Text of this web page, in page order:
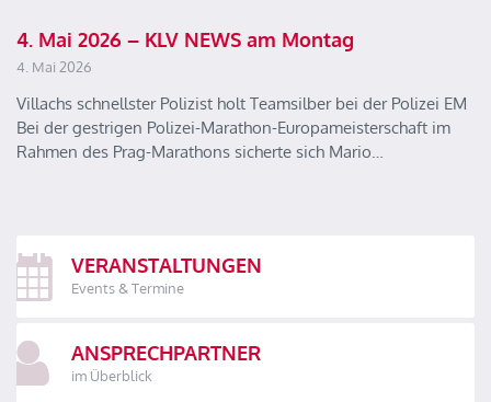
4. Mai 2026 – KLV NEWS am Montag
4. Mai 2026
Villachs schnellster Polizist holt Teamsilber bei der Polizei EM
Bei der gestrigen Polizei-Marathon-Europameisterschaft im
Rahmen des Prag-Marathons sicherte sich Mario…
VERANSTALTUNGEN
Events & Termine
ANSPRECHPARTNER
im Überblick